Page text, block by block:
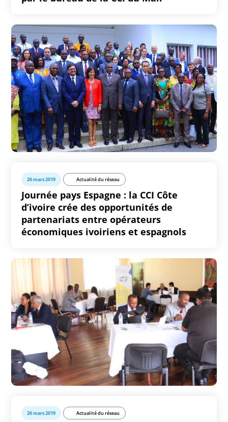
26 mars 2019 Actualité du réseau
Journée pays Espagne : la CCI Côte
d’ivoire crée des opportunités de
partenariats entre opérateurs
économiques ivoiriens et espagnols
26 mars 2019 Actualité du réseau